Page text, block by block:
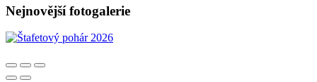
Nejnovější fotogalerie